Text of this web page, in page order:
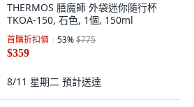
THERMOS 膳魔師 外袋迷你隨行杯
TKOA-150, 石色, 1個, 150ml
首購折扣價 53%$775
$359
8/11 星期二 預計送達